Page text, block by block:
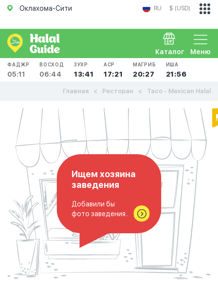
Оклахома-Сити RU $ (USD)
Меню
Каталог
ФАДЖР
05:11
ВОСХОД
06:44
ЗУХР
13:41
АСР
17:21
МАГРИБ
20:27
ИША
21:56
Главная Ресторан Taco - Mexican Halal
Ищем хозяина
заведения
Добавили бы
фото заведения..